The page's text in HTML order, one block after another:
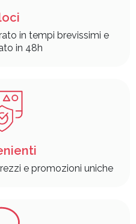
in tempi brevissimi e
in 48h
e promozioni uniche